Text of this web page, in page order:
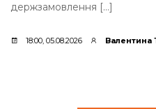
держзамовлення […]
18:00, 05.08.2026 Валентина